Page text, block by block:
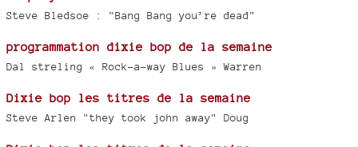
Steve Bledsoe : "Bang Bang you’re dead"
programmation dixie bop de la semaine
Dal streling « Rock-a-way Blues » Warren
Dixie bop les titres de la semaine
Steve Arlen "they took john away" Doug